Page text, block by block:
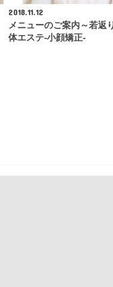
2018.11.12
メニューのご案内～若返
体エステ-小顔矯正-